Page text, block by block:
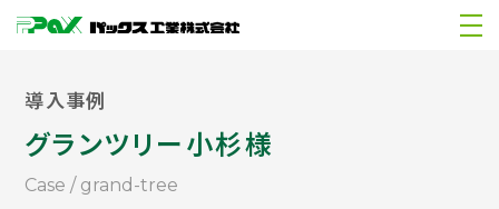
導入事例
グランツリー小杉様
case / grand-tree